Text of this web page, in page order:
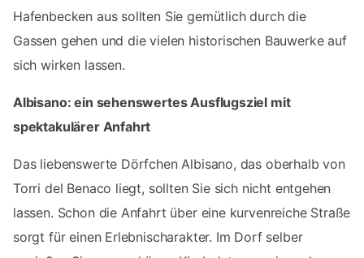
Hafenbecken aus sollten Sie gemütlich durch die
Gassen gehen und die vielen historischen Bauwerke auf
sich wirken lassen.
Albisano: ein sehenswertes Ausflugsziel mit
spektakulärer Anfahrt
Das liebenswerte Dörfchen Albisano, das oberhalb von
Torri del Benaco liegt, sollten Sie sich nicht entgehen
lassen. Schon die Anfahrt über eine kurvenreiche Straße
sorgt für einen Erlebnischarakter. Im Dorf selber